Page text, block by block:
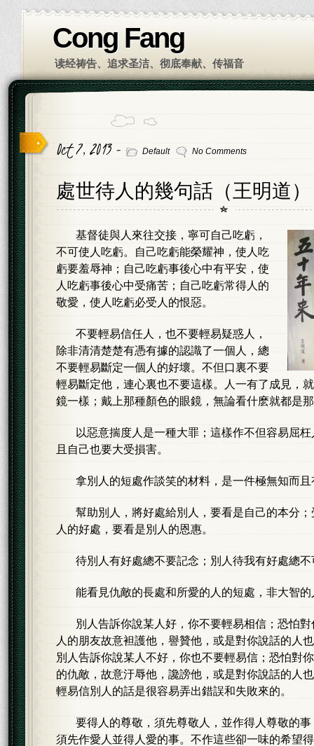
Cong Fang
读经祷告、追求圣洁、彻底奉献、传福音
Oct 7, 2013 - Default No Comments
處世待人的幾句話（王明道）
基督徒與人來往交接，寧可自己吃虧，
不可使人吃虧。自己吃虧能榮耀神，使人吃
虧要羞辱神；自己吃虧事後心中有平安，使
人吃虧事後心中受痛苦；自己吃虧常得人的
敬愛，使人吃虧必受人的恨惡。
不要輕易信任人，也不要輕易疑惑人，
除非清清楚楚有憑有據的認識了一個人，總
不要輕易斷定一個人的好壞。不但口裏不要
輕易斷定他，連心裏也不要這樣。人一有了成見，
鏡一樣；戴上那種顏色的眼鏡，無論看什麽就都是
以惡意揣度人是一種大罪；這樣作不但容易屈
且自己也要大受損害。
拿別人的短處作談笑的材料，是一件極無知而
幫助別人，將好處給別人，要看是自己的本分
人的好處，要看是別人的恩惠。
待別人有好處總不要記念；別人待我有好處總不
能看見仇敵的長處和所愛的人的短處，非大智
別人告訴你說某人好，你不要輕易相信；恐怕
人的朋友故意袒護他，譽贊他，或是對你說話的人
別人告訴你說某人不好，你也不要輕易信；恐怕對
的仇敵，故意汙辱他，讒謗他，或是對你說話的人
輕易信別人的話是很容易弄出錯誤和失敗來的。
要得人的尊敬，須先尊敬人，並作得人尊敬的
須先作愛人並得人愛的事。不作這些卻一味的希望